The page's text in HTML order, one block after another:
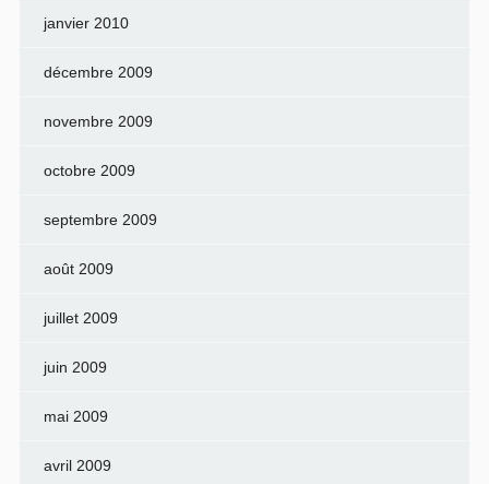
janvier 2010
décembre 2009
novembre 2009
octobre 2009
septembre 2009
août 2009
juillet 2009
juin 2009
mai 2009
avril 2009